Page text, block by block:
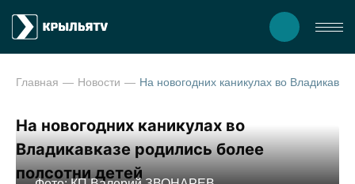
Главная Новости
На новогодних каникулах во
Владикавказе родились более
полсотни детей